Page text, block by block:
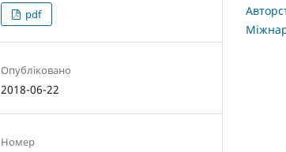
pdf
Опубліковано
2018-06-22
Номер